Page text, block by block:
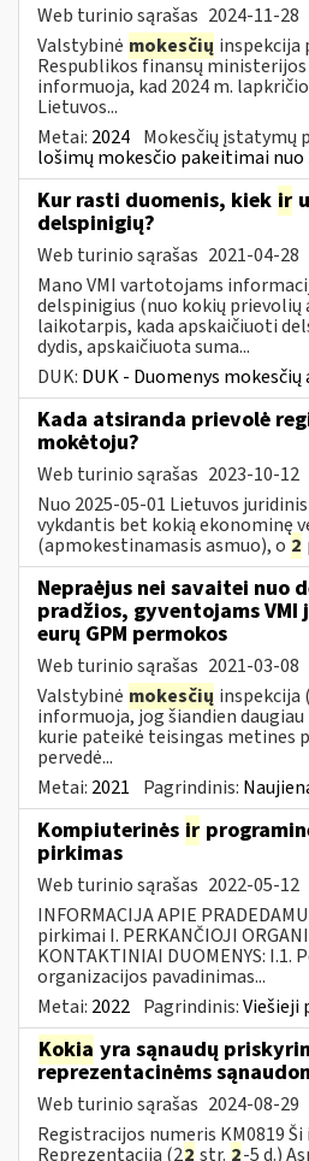
Web turinio sąrašas 2024-11-28
Valstybinė mokesčių inspekcija
Respublikos finansų
informuoja, kad 2024 m.
Lietuvos...
Metai: 2024 Mokesčių įstatymų
lošimų mokesčio pakeitimai nuo
Kur rasti duomenis, kiek ir
delspinigių?
Web turinio sąrašas 2021-04-28
Mano VMI vartotojams
delspinigius (nuo kokių prievolių
laikotarpis, kada apskaičiuoti
dydis, apskaičiuota suma...
DUK: DUK - Duomenys
Kada atsiranda prievolė
mokėtoju?
Web turinio sąrašas 2023-10-12
Nuo 2025-05-01 Lietuvos juridinis
vykdantis bet kokią ekonominę
(apmokestinamasis asmuo), o 2
Nepraėjus nei savaitei nuo
pradžios, gyventojams VMI
eurų GPM permokos
Web turinio sąrašas 2021-03-08
Valstybinė mokesčių inspekcija
informuoja, jog šiandien
kurie pateikė teisingas metines
pervedė...
Metai: 2021 Pagrindinis:
Kompiuterinės ir
pirkimas
Web turinio sąrašas 2022-05-12
INFORMACIJA APIE
pirkimai I. PERKANČIOJI
KONTAKTINIAI DUOMENYS: I.1.
organizacijos pavadinimas...
Metai: 2022 Pagrindinis:Viešieji
Kokia yra sąnaudų
reprezentacinėms
Web turinio sąrašas 2024-08-29
Registracijos numeris KM0819
Reprezentacija (22 str. 2-5 d.)